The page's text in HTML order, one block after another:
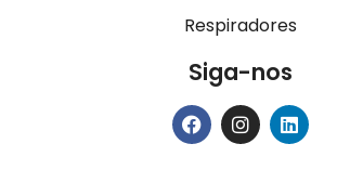
Respiradores
Siga-nos